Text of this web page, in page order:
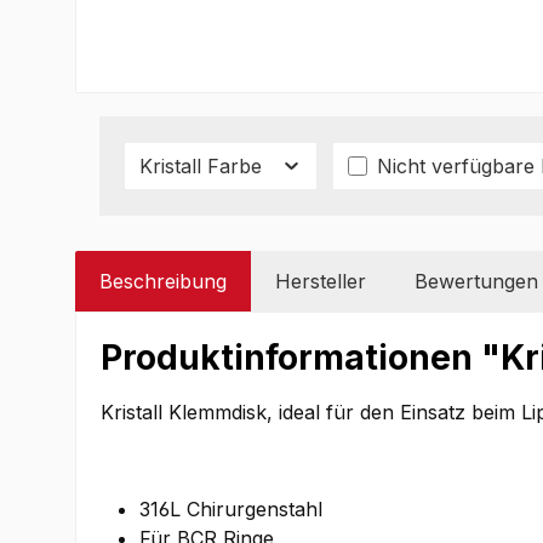
Kristall Farbe Nicht verfügbare
Beschreibung Hersteller Bewertungen
Produktinformationen
Kristall Klemmdisk, ideal für den Einsatz beim
316L Chirurgenstahl